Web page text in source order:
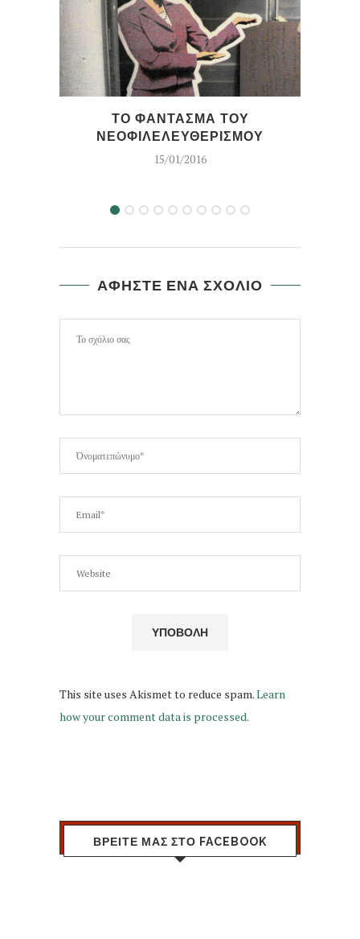
ΤΟ ΦΑΝΤΑΣΜΑ ΤΟΥ
ΝΕΟΦΙΛΕΛΕΥΘΕΡΙΣΜΟΥ
15/01/2016
ΑΦΗΣΤΕ ΕΝΑ ΣΧΟΛΙΟ
This site uses Akismet to reduce spam.Learn
how your comment data is processed.
ΒΡΕΙΤΕ ΜΑΣ ΣΤΟ FACEBOOK